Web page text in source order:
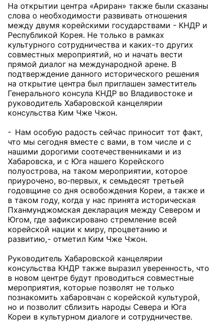
На открытии центра «Ариран» также были сказаны
слова о необходимости развивать отношения
между двумя корейскими государствами - КНДР и
Республикой Корея. Не только в рамках
культурного сотрудничества и каких-то других
совместных мероприятий, но и начать вести
прямой диалог на международной арене. В
подтверждение данного исторического решения
на открытие центра был приглашен заместитель
Генерального консула КНДР во Владивостоке и
руководитель Хабаровской канцелярии
консульства Ким Чже Чжон.
- Нам особую радость сейчас приносит тот факт,
что мы сегодня вместе с вами, в том числе и с
нашими дорогими соотечественниками и из
Хабаровска, и с Юга нашего Корейского
полуострова, на таком мероприятии, которое
приурочено, во‑первых, к семьдесят третьей
годовщине со дня освобождения Кореи, а также и
в таком году, когда у нас принята историческая
Пханмунджомская декларация между Севером и
Югом, где зафиксировано стремление всей
корейской нации к миру, процветанию и
развитию, - отметил Ким Чже Чжон.
Руководитель Хабаровской канцелярии
консульства КНДР также выразил уверенность, что
в новом центре будут проводиться совместные
мероприятия, которые позволят не только
познакомить хабаровчан с корейской культурой,
но и позволит сблизить народы Севера и Юга
Кореи в культурном диалоге и сотрудничестве.